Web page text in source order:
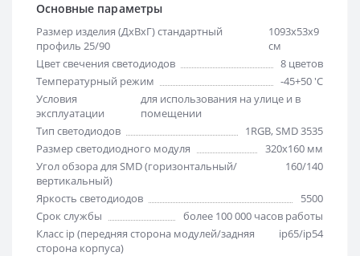
Основные параметры
Размер изделия (ДхВхГ) стандартный
профиль 25/90
1093х53х9
см
Цвет свечения светодиодов
8 цветов
Температурный режим
-45+50 'C
Условия
эксплуатации
для использования на улице и в
помещении
Тип светодиодов
1RGB, SMD 3535
Размер светодиодного модуля
320х160 мм
Угол обзора для SMD (горизонтальный/
вертикальный)
160/140
Яркость светодиодов
5500
Срок службы
более 100 000 часов работы
Класс ip (передняя сторона модулей/задняя
сторона корпуса)
ip65/ip54